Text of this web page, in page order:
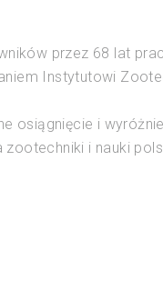
przez 68 lat prac
Instytutowi
osiągnięcie i
i nauki